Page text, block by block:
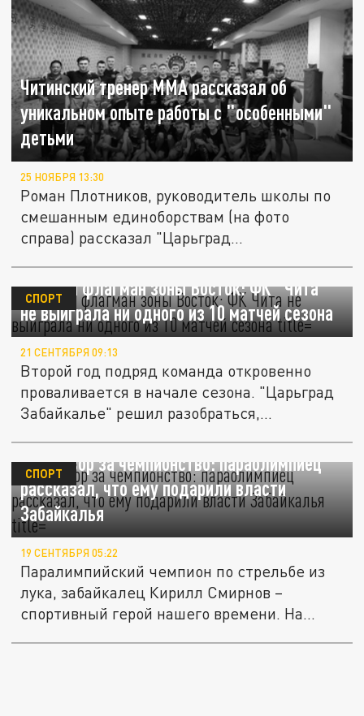
Читинский тренер ММА рассказал об
уникальном опыте работы с "особенными"
детьми
25 НОЯБРЯ 13:30
Роман Плотников, руководитель школы по
смешанным единоборствам (на фото
справа) рассказал "Царьград...
Бывший флагман зоны Восток: ФК "Чита"
не выиграла ни одного из 10 матчей сезона
СПОРТ
21 СЕНТЯБРЯ 09:13
Второй год подряд команда откровенно
проваливается в начале сезона. "Царьград
Забайкалье" решил разобраться,...
Телевизор за чемпионство: параолимпиец
рассказал, что ему подарили власти
Забайкалья
СПОРТ
19 СЕНТЯБРЯ 05:22
Паралимпийский чемпион по стрельбе из
лука, забайкалец Кирилл Смирнов –
спортивный герой нашего времени. На...